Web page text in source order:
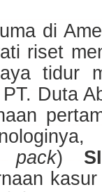
di
riset
tidur
Duta
pack)